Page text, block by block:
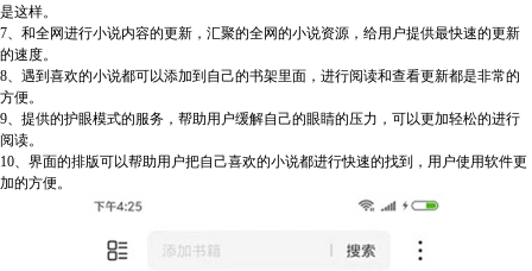
是这样。
7、和全网进行小说内容的更新，汇聚的全网的小说资源，给用户提供最快速的更新
的速度。
8、遇到喜欢的小说都可以添加到自己的书架里面，进行阅读和查看更新都是非常的
方便。
9、提供的护眼模式的服务，帮助用户缓解自己的眼睛的压力，可以更加轻松的进行
阅读。
10、界面的排版可以帮助用户把自己喜欢的小说都进行快速的找到，用户使用软件更
加的方便。